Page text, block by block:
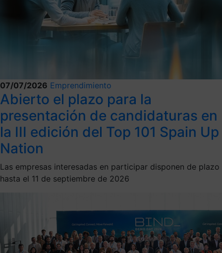
07/07/2026 Emprendimiento
Abierto el plazo para la
presentación de candidaturas en
la III edición del Top 101 Spain Up
Nation
Las empresas interesadas en participar disponen de plazo
hasta el 11 de septiembre de 2026